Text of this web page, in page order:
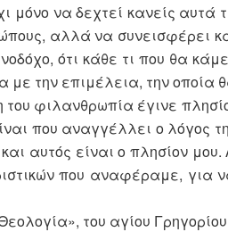
μόνο να δεχτεί κανείς
αλλά να συνεισφέρει
ότι κάθε τι που θα
την επιμέλεια, την οποία
του φιλανθρωπία έγινε
που αναγγέλλει ο λόγος
αυτός είναι ο πλησίον
που αναφέραμε, για
του αγίου